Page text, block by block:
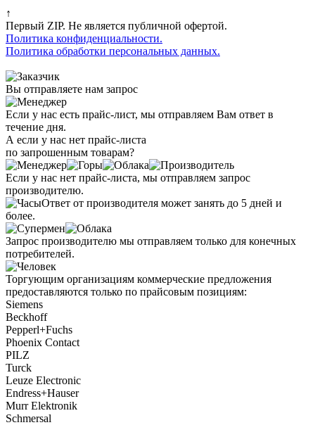
↑
Первый ZIP. Не является публичной офертой.
Политика конфиденциальности.
Политика обработки персональных данных.
Вы отправляете нам запрос
Если у нас есть прайс-лист, мы отправляем Вам ответ в
течение дня.
А если у нас нет прайс-листа
по запрошенным товарам?
Если у нас нет прайс-листа, мы отправляем запрос
производителю.
Ответ от производителя может занять до 5 дней и
более.
Запрос производителю мы отправляем только для конечных
потребителей.
Торгующим организациям коммерческие предложения
предоставляются только по прайсовым позициям:
Siemens
Beckhoff
Pepperl+Fuchs
Phoenix Contact
PILZ
Turck
Leuze Electronic
Endress+Hauser
Murr Elektronik
Schmersal